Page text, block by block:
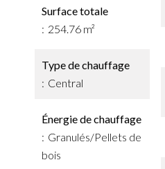
Surface totale
254.76 m²
Type de chauffage
Central
Énergie de chauffage
Granulés/Pellets de
bois